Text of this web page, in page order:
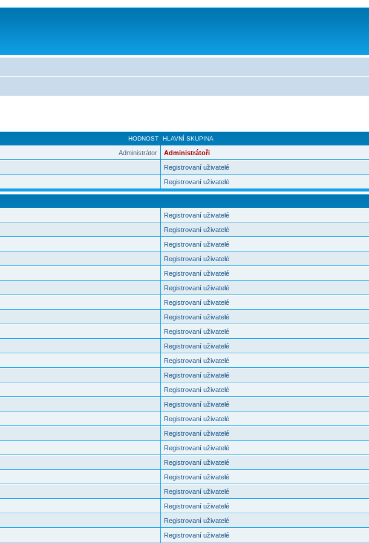
HODNOST HLAVNÍ SKUPINA
Administrátor Administrátoři
Registrovaní uživatelé
Registrovaní uživatelé
Registrovaní uživatelé
Registrovaní uživatelé
Registrovaní uživatelé
Registrovaní uživatelé
Registrovaní uživatelé
Registrovaní uživatelé
Registrovaní uživatelé
Registrovaní uživatelé
Registrovaní uživatelé
Registrovaní uživatelé
Registrovaní uživatelé
Registrovaní uživatelé
Registrovaní uživatelé
Registrovaní uživatelé
Registrovaní uživatelé
Registrovaní uživatelé
Registrovaní uživatelé
Registrovaní uživatelé
Registrovaní uživatelé
Registrovaní uživatelé
Registrovaní uživatelé
Registrovaní uživatelé
Registrovaní uživatelé